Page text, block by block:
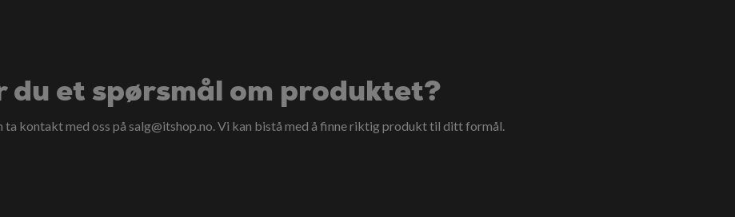
du et spørsmål om produktet?
ta kontakt med oss på salg@itshop.no. Vi kan bistå med å finne riktig produkt til ditt formål.